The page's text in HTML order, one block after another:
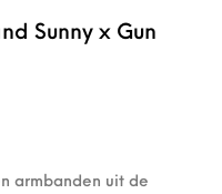
Sunny x Gun
prijs
armbanden uit de